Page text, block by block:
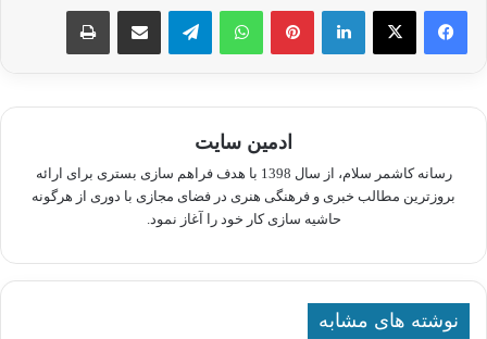
لینکدین پینترستواتس آپ تلگرام اشتراک گذاری از طریق ایمیل چاپ
ادمین سایت
رسانه کاشمر سلام، از سال 1398 با هدف فراهم سازی بستری برای ارائه
بروزترین مطالب خبری و فرهنگی هنری در فضای مجازی با دوری از هرگونه
حاشیه سازی کار خود را آغاز نمود.
نوشته های مشابه